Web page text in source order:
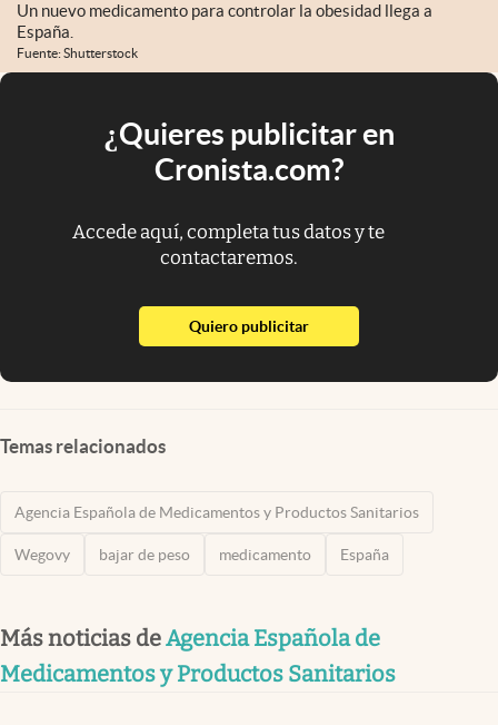
Un nuevo medicamento para controlar la obesidad llega a
España.
Fuente: Shutterstock
¿Quieres publicitar en
Cronista.com?
Accede aquí, completa tus datos y te
contactaremos.
Quiero publicitarabre en nueva pestaña
Temas relacionados
Agencia Española de Medicamentos y Productos Sanitarios
Wegovy bajar de peso medicamento España
Más noticias deAgencia Española de
Medicamentos y Productos Sanitarios